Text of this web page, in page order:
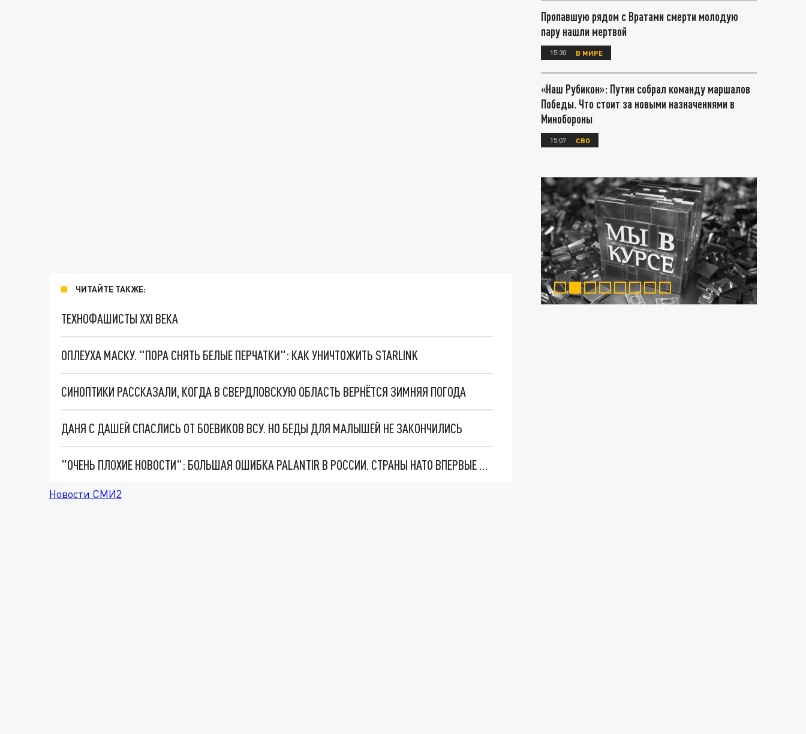
ЧИТАЙТЕ ТАКЖЕ:
ТЕХНОФАШИСТЫ XXI ВЕКА
ОПЛЕУХА МАСКУ. "ПОРА СНЯТЬ БЕЛЫЕ ПЕРЧАТКИ": КАК УНИЧТОЖИТЬ STARLINK
СИНОПТИКИ РАССКАЗАЛИ, КОГДА В СВЕРДЛОВСКУЮ ОБЛАСТЬ ВЕРНЁТСЯ ЗИМНЯЯ ПОГОДА
ДАНЯ С ДАШЕЙ СПАСЛИСЬ ОТ БОЕВИКОВ ВСУ. НО БЕДЫ ДЛЯ МАЛЫШЕЙ НЕ ЗАКОНЧИЛИСЬ
"ОЧЕНЬ ПЛОХИЕ НОВОСТИ": БОЛЬШАЯ ОШИБКА PALANTIR В РОССИИ. СТРАНЫ НАТО ВПЕРВЫЕ ЗА СВО ОСТАНОВИЛИ ПОСТАВКИ ОРУЖИЯ. ВСУ ТЕРЯЮТ ПРИГРАНИЧЬЕ?
Новости СМИ2
Пропавшую рядом с Вратами смерти молодую
пару нашли мертвой
15:30 В МИРЕ
«Наш Рубикон»: Путин собрал команду маршалов
Победы. Что стоит за новыми назначениями в
Минобороны
15:07 СВО